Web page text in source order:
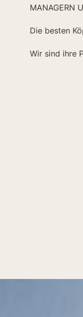
MANAGERN
Die besten
Wir sind ihre